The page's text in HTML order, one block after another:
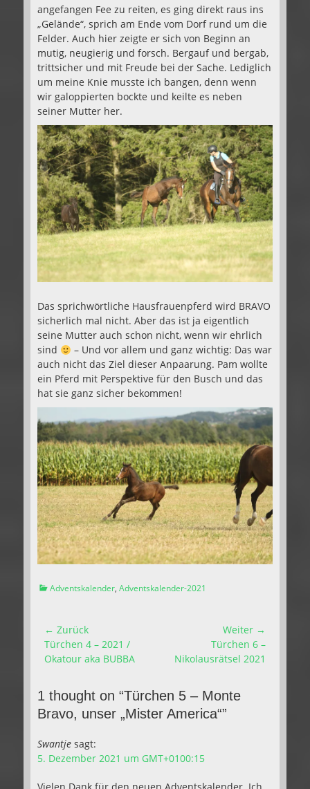
angefangen Fee zu reiten, es ging direkt raus ins
„Gelände“, sprich am Ende vom Dorf rund um die
Felder. Auch hier zeigte er sich von Beginn an
mutig, neugierig und forsch. Bergauf und bergab,
trittsicher und mit Freude bei der Sache. Lediglich
um meine Knie musste ich bangen, denn wenn
wir galoppierten bockte und keilte es neben
seiner Mutter her.
Das sprichwörtliche Hausfrauenpferd wird BRAVO
sicherlich mal nicht. Aber das ist ja eigentlich
seine Mutter auch schon nicht, wenn wir ehrlich
sind
– Und vor allem und ganz wichtig: Das war
auch nicht das Ziel dieser Anpaarung. Pam wollte
ein Pferd mit Perspektive für den Busch und das
hat sie ganz sicher bekommen!
Kategorien
Adventskalender, Adventskalender-2021
Beitragsnavigation
← Zurück
Vorhergehender
Beitrag:
Türchen 4 – 2021 /
Okatour aka BUBBA
Weiter →
Beitrag:
Türchen 6 –
Nikolausrätsel 2021
1 thought on “Türchen 5 – Monte
Bravo, unser „Mister America“”
Swantje sagt:
5. Dezember 2021 um GMT+0100:15
Vielen Dank für den neuen Adventskalender. Ich